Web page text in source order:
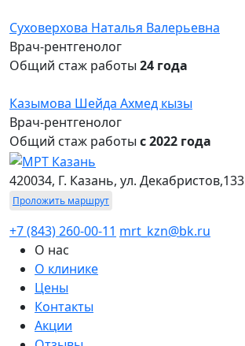
Суховерхова Наталья Валерьевна
Врач-рентгенолог
Общий стаж работы 24 года
Казымова Шейда Ахмед кызы
Врач-рентгенолог
Общий стаж работы с 2022 года
420034, Г. Казань, ул. Декабристов,133
Проложить маршрут
+7 (843) 260-00-11 mrt_kzn@bk.ru
О нас
О клинике
Цены
Контакты
Акции